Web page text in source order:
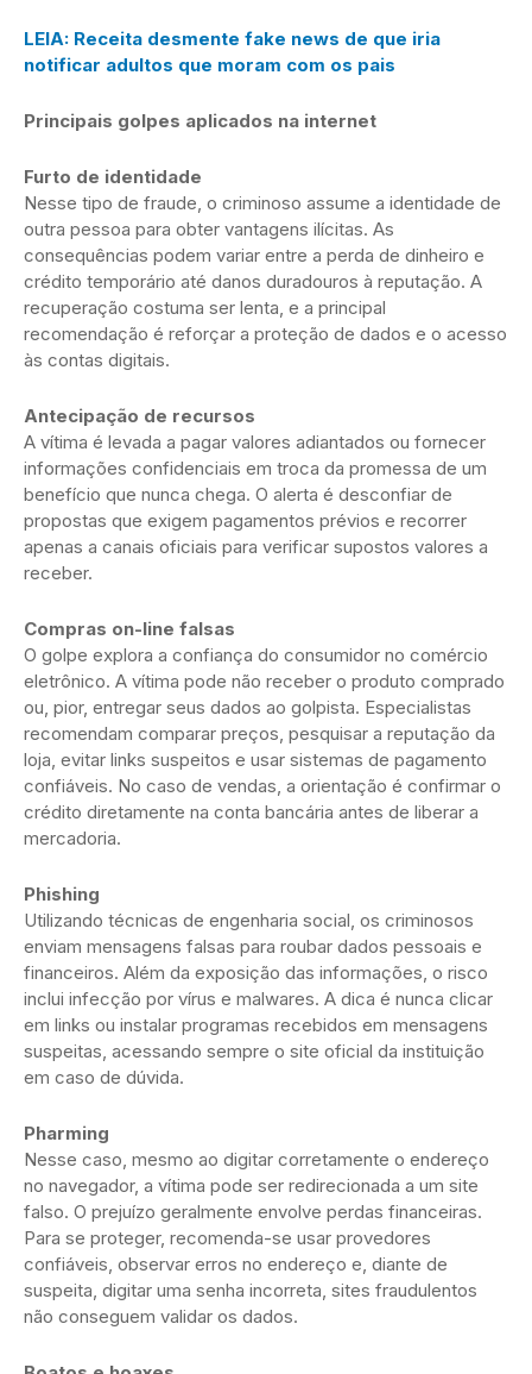
LEIA: Receita desmente fake news de que iria
notificar adultos que moram com os pais
Principais golpes aplicados na internet
Furto de identidade
Nesse tipo de fraude, o criminoso assume a identidade de
outra pessoa para obter vantagens ilícitas. As
consequências podem variar entre a perda de dinheiro e
crédito temporário até danos duradouros à reputação. A
recuperação costuma ser lenta, e a principal
recomendação é reforçar a proteção de dados e o acesso
às contas digitais.
Antecipação de recursos
A vítima é levada a pagar valores adiantados ou fornecer
informações confidenciais em troca da promessa de um
benefício que nunca chega. O alerta é desconfiar de
propostas que exigem pagamentos prévios e recorrer
apenas a canais oficiais para verificar supostos valores a
receber.
Compras on-line falsas
O golpe explora a confiança do consumidor no comércio
eletrônico. A vítima pode não receber o produto comprado
ou, pior, entregar seus dados ao golpista. Especialistas
recomendam comparar preços, pesquisar a reputação da
loja, evitar links suspeitos e usar sistemas de pagamento
confiáveis. No caso de vendas, a orientação é confirmar o
crédito diretamente na conta bancária antes de liberar a
mercadoria.
Phishing
Utilizando técnicas de engenharia social, os criminosos
enviam mensagens falsas para roubar dados pessoais e
financeiros. Além da exposição das informações, o risco
inclui infecção por vírus e malwares. A dica é nunca clicar
em links ou instalar programas recebidos em mensagens
suspeitas, acessando sempre o site oficial da instituição
em caso de dúvida.
Pharming
Nesse caso, mesmo ao digitar corretamente o endereço
no navegador, a vítima pode ser redirecionada a um site
falso. O prejuízo geralmente envolve perdas financeiras.
Para se proteger, recomenda-se usar provedores
confiáveis, observar erros no endereço e, diante de
suspeita, digitar uma senha incorreta, sites fraudulentos
não conseguem validar os dados.